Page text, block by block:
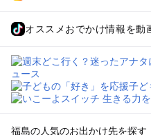
オススメおでかけ情報を動
福島の人気のお出かけ先を探す